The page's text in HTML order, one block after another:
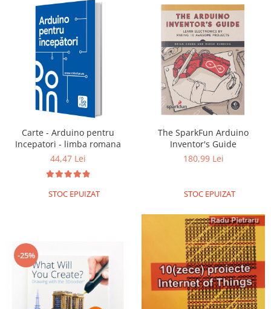
Datalogger
Module
Multiplexor
RS-485
Telecomenzi
Breadboard
Cabluri
Conectori
Carte - Arduino pentru
Incepatori - limba romana
44,47 Lei
STOC EPUIZAT
The SparkFun Arduino
Inventor's Guide
180,99 Lei
STOC EPUIZAT
-25%